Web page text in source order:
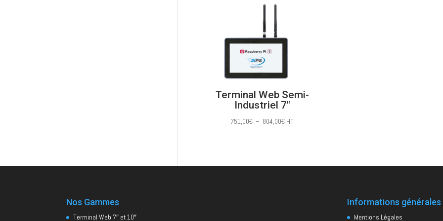
Terminal Web Semi-
Industriel 7″
751,00€ – 804,00€Plage
à
HT
Nos Gammes
Terminal Web 7″ et 10″
Informations générales
Mentions Légales